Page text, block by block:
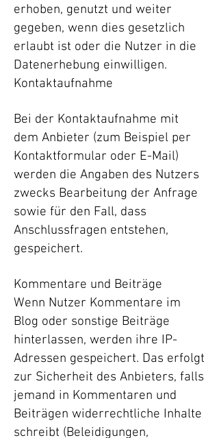
erhoben, genutzt und weiter
gegeben, wenn dies gesetzlich
erlaubt ist oder die Nutzer in die
Datenerhebung einwilligen.
Kontaktaufnahme
Bei der Kontaktaufnahme mit
dem Anbieter (zum Beispiel per
Kontaktformular oder E-Mail)
werden die Angaben des Nutzers
zwecks Bearbeitung der Anfrage
sowie für den Fall, dass
Anschlussfragen entstehen,
gespeichert.
Kommentare und Beiträge
Wenn Nutzer Kommentare im
Blog oder sonstige Beiträge
hinterlassen, werden ihre IP-
Adressen gespeichert. Das erfolgt
zur Sicherheit des Anbieters, falls
jemand in Kommentaren und
Beiträgen widerrechtliche Inhalte
schreibt (Beleidigungen,